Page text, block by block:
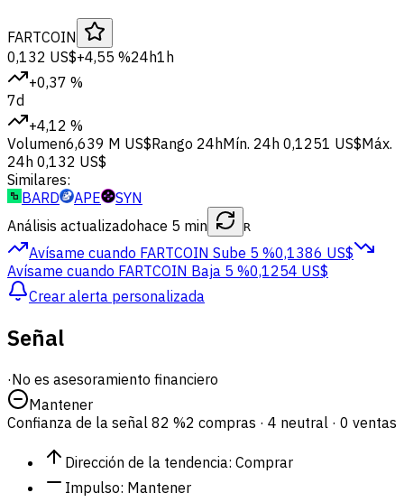
FARTCOIN
0,132 US$+4,55 %24h1h
+0,37 %
7d
+4,12 %
Volumen6,639 M US$Rango 24hMín. 24h 0,1251 US$Máx.
24h 0,132 US$
Similares:
BARD
APE
SYN
Análisis actualizadohace 5 min R
Avísame cuando FARTCOIN Sube 5 %0,1386 US$
Avísame cuando FARTCOIN Baja 5 %0,1254 US$
Crear alerta personalizada
Señal
·No es asesoramiento financiero
Mantener
Confianza de la señal 82 %2 compras · 4 neutral · 0 ventas
Dirección de la tendencia: Comprar
Impulso: Mantener